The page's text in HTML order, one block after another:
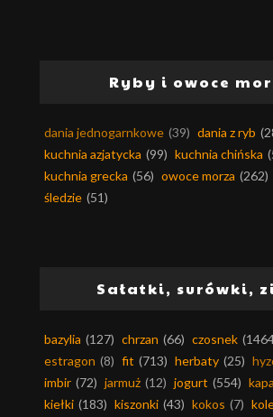
Ryby i owoce
dania jednogarnkowe (39) dania z ryb
kuchnia azjatycka (99) kuchnia chińska
kuchnia grecka (56) owoce morza (262)
śledzie (51)
Sałatki, surówki,
bazylia (127) chrzan (66) czosnek
estragon (8) fit (713) herbaty (25)
imbir (72) jarmuż (12) jogurt (554)
kiełki (183) kiszonki (43) kokos (7)